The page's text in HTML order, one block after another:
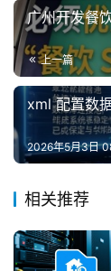
广州开发餐
上一篇
xml 配置数
2026年5月3日
相关推荐